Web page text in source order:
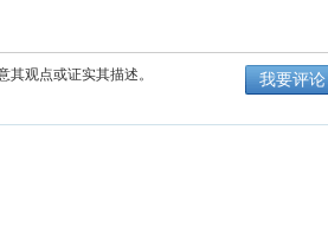
观点或证实其描述。